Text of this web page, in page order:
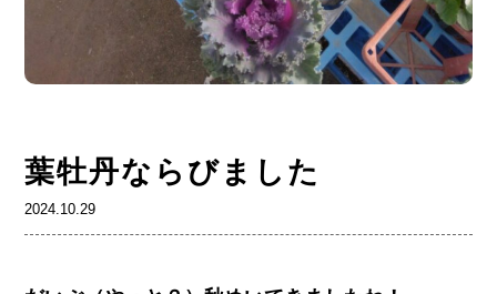
葉牡丹ならびました
2024.10.29